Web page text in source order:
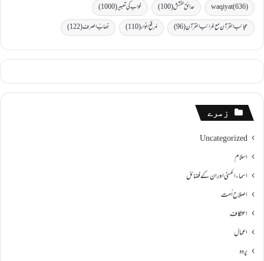
waqiyat(636) حدائق بخشش(100) خواب کی تعبیر(1000)
عجائب القرآن مع غرائب القرآن(96) مُرقعِ انوار(110) نِصَابُ الصرف(122)
زمرے
Uncategorized
اسلام
اسماءالحسنٰی اور ان کے فضائل
اصلاح اُمت
اعتکاف
اعمال
پردہ